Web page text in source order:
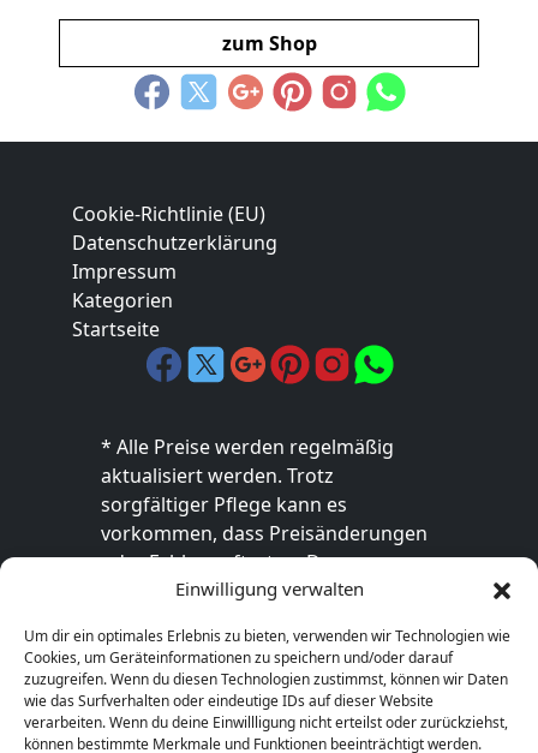
Einwilligung verwalten
Um dir ein optimales Erlebnis zu bieten, verwenden wir Technologien wie
Cookies, um Geräteinformationen zu speichern und/oder darauf
zuzugreifen. Wenn du diesen Technologien zustimmst, können wir Daten
wie das Surfverhalten oder eindeutige IDs auf dieser Website
verarbeiten. Wenn du deine Einwillligung nicht erteilst oder zurückziehst,
können bestimmte Merkmale und Funktionen beeinträchtigt werden.
zum Shop
Cookie-Richtlinie (EU)
Datenschutzerklärung
Impressum
Kategorien
Startseite
* Alle Preise werden regelmäßig
aktualisiert werden. Trotz
sorgfältiger Pflege kann es
vorkommen, dass Preisänderungen
oder Fehler auftreten. Der
endgültige Preis sowie die
ausschließlich im jeweiligen Online-
Shop des Anbieters verbindlich. Bitte
überprüfe den Preis vor dem Kauf
direkt beim Händler.